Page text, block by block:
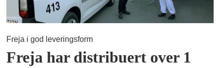
Freja i god leveringsform
Freja har distribuert over 1